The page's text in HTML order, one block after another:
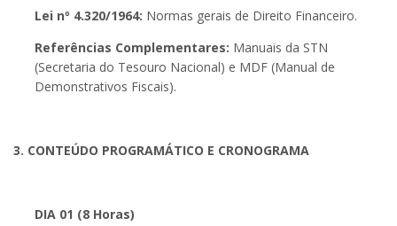
Lei nº 4.320/1964: Normas gerais de Direito Financeiro.
Referências Complementares: Manuais da STN
(Secretaria do Tesouro Nacional) e MDF (Manual de
Demonstrativos Fiscais).
3. CONTEÚDO PROGRAMÁTICO E CRONOGRAMA
DIA 01 (8 Horas)